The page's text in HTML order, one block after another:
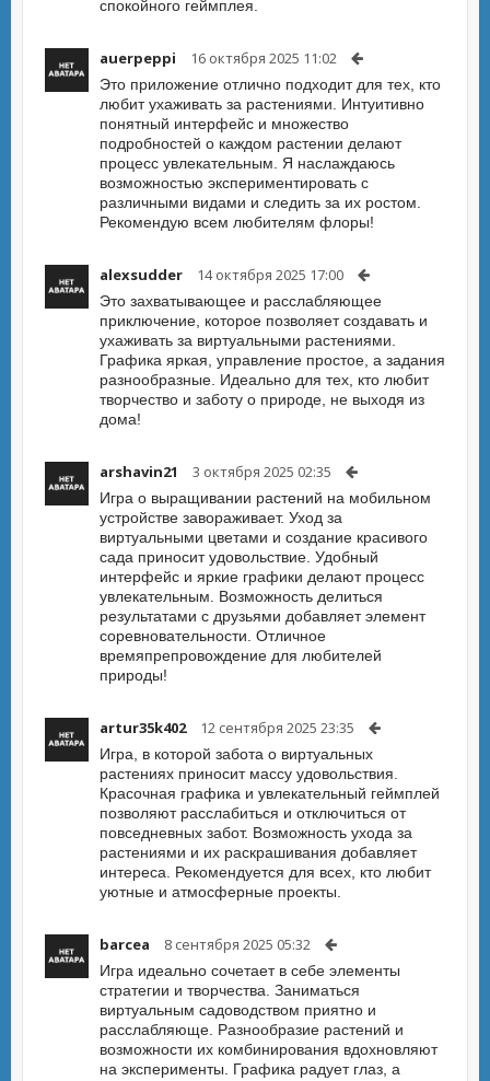
спокойного геймплея.
auerpeppi 16 октября 2025 11:02
Это приложение отлично подходит для тех, кто
любит ухаживать за растениями. Интуитивно
понятный интерфейс и множество
подробностей о каждом растении делают
процесс увлекательным. Я наслаждаюсь
возможностью экспериментировать с
различными видами и следить за их ростом.
Рекомендую всем любителям флоры!
alexsudder 14 октября 2025 17:00
Это захватывающее и расслабляющее
приключение, которое позволяет создавать и
ухаживать за виртуальными растениями.
Графика яркая, управление простое, а задания
разнообразные. Идеально для тех, кто любит
творчество и заботу о природе, не выходя из
дома!
arshavin21 3 октября 2025 02:35
Игра о выращивании растений на мобильном
устройстве завораживает. Уход за
виртуальными цветами и создание красивого
сада приносит удовольствие. Удобный
интерфейс и яркие графики делают процесс
увлекательным. Возможность делиться
результатами с друзьями добавляет элемент
соревновательности. Отличное
времяпрепровождение для любителей
природы!
artur35k402 12 сентября 2025 23:35
Игра, в которой забота о виртуальных
растениях приносит массу удовольствия.
Красочная графика и увлекательный геймплей
позволяют расслабиться и отключиться от
повседневных забот. Возможность ухода за
растениями и их раскрашивания добавляет
интереса. Рекомендуется для всех, кто любит
уютные и атмосферные проекты.
barcea 8 сентября 2025 05:32
Игра идеально сочетает в себе элементы
стратегии и творчества. Заниматься
виртуальным садоводством приятно и
расслабляюще. Разнообразие растений и
возможности их комбинирования вдохновляют
на эксперименты. Графика радует глаз, а